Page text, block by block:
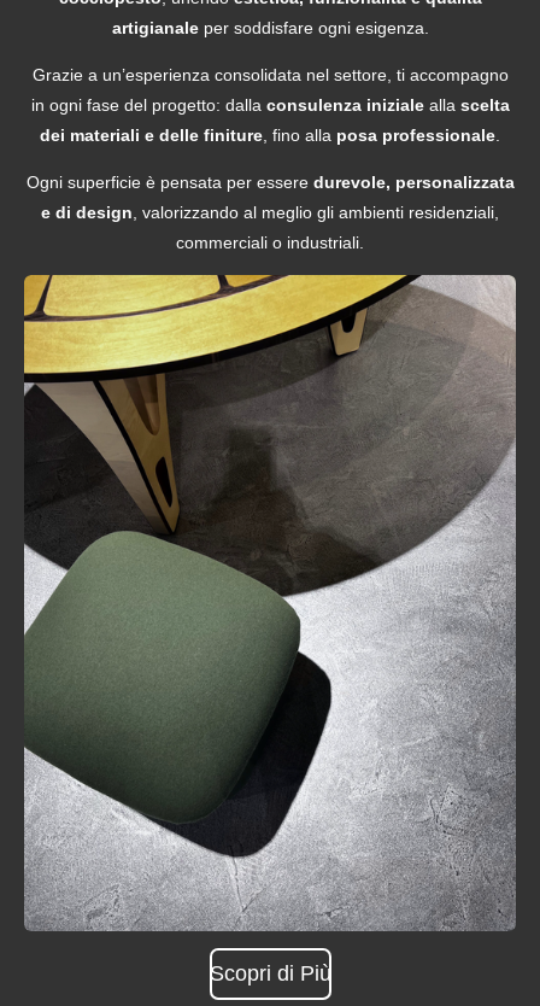
artigianaleper soddisfare ogni esigenza.
Grazie a un’esperienza consolidata nel settore, ti accompagno
in ogni fase del progetto: dalla consulenza inizialealla scelta
dei materiali e delle finiture , fino alla posa professionale
Ogni superficie è pensata per essere durevole, personalizzata
e di design , valorizzando al meglio gli ambienti residenziali,
commerciali o industriali.
Scopri di Più